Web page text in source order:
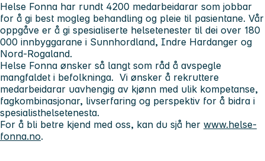
Helse Fonna har rundt 4200 medarbeidarar som jobbar
for å gi best mogleg behandling og pleie til pasientane. Vår
oppgåve er å gi spesialiserte helsetenester til dei over 180
000 innbyggarane i Sunnhordland, Indre Hardanger og
Nord-Rogaland.
Helse Fonna ønsker så langt som råd å avspegle
mangfaldet i befolkninga. Vi ønsker å rekruttere
medarbeidarar uavhengig av kjønn med ulik kompetanse,
fagkombinasjonar, livserfaring og perspektiv for å bidra i
spesialisthelsetenesta.
For å bli betre kjend med oss, kan du sjå her www.helse-
fonna.no.